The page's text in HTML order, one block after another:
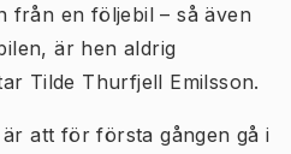
från en följebil – så även
är hen aldrig
Tilde Thurfjell Emilsson.
att för första gången gå i